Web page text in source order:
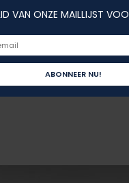
VAN ONZE MAILLIJST